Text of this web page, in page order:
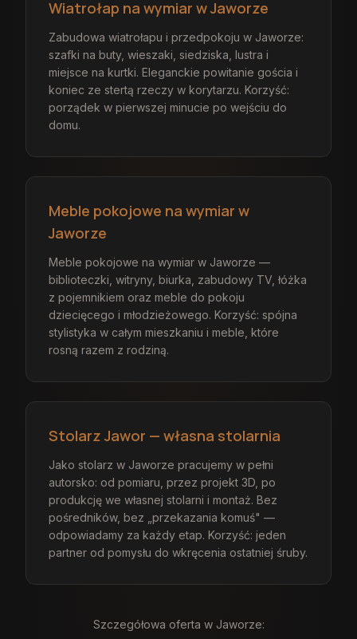
Wiatrołap na wymiar w Jaworze
Zabudowa wiatrołapu i przedpokoju w Jaworze:
szafki na buty, wieszaki, siedziska, lustra i
miejsce na kurtki. Eleganckie powitanie gościa i
koniec ze stertą rzeczy w korytarzu. Korzyść:
porządek w pierwszej minucie po wejściu do
domu.
Meble pokojowe na wymiar w
Jaworze
Meble pokojowe na wymiar w Jaworze —
biblioteczki, witryny, biurka, zabudowy TV, łóżka
z pojemnikiem oraz meble do pokoju
dziecięcego i młodzieżowego. Korzyść: spójna
stylistyka w całym mieszkaniu i meble, które
rosną razem z rodziną.
Stolarz Jawor — własna stolarnia
Jako stolarz w Jaworze pracujemy w pełni
autorsko: od pomiaru, przez projekt 3D, po
produkcję we własnej stolarni i montaż. Bez
pośredników, bez „przekazania komuś" —
odpowiadamy za każdy etap. Korzyść: jeden
partner od pomysłu do wkręcenia ostatniej śruby.
Szczegółowa oferta w Jaworze: